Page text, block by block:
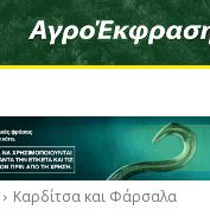
Καρδίτσα και Φάρσαλα